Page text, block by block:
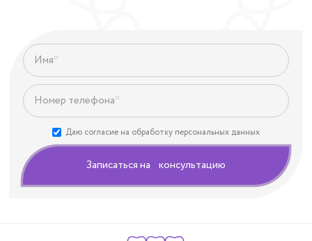
Даю согласие на обработку персональных данных
Записаться на консультацию